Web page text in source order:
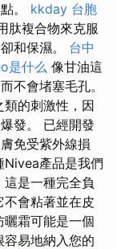
。 kkday 台胞
肽複合物來克服
和保濕。 台中
是什么 像甘油這
不會堵塞毛孔。
的刺激性，因
發。 已經開發
免受紫外線損
Nivea產品是我們
是一種完全負
會粘著並在皮
霜可能是一個
易地納入您的